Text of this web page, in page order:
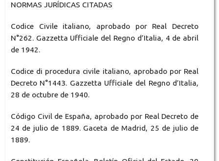
NORMAS JURÍDICAS CITADAS
Codice Civile italiano, aprobado por Real Decreto
N°262. Gazzetta Ufficiale del Regno d’Italia, 4 de abril
de 1942.
Codice di procedura civile italiano, aprobado por Real
Decreto N°1443. Gazzetta Ufficiale del Regno d’Italia,
28 de octubre de 1940.
Código Civil de España, aprobado por Real Decreto de
24 de julio de 1889. Gaceta de Madrid, 25 de julio de
1889.